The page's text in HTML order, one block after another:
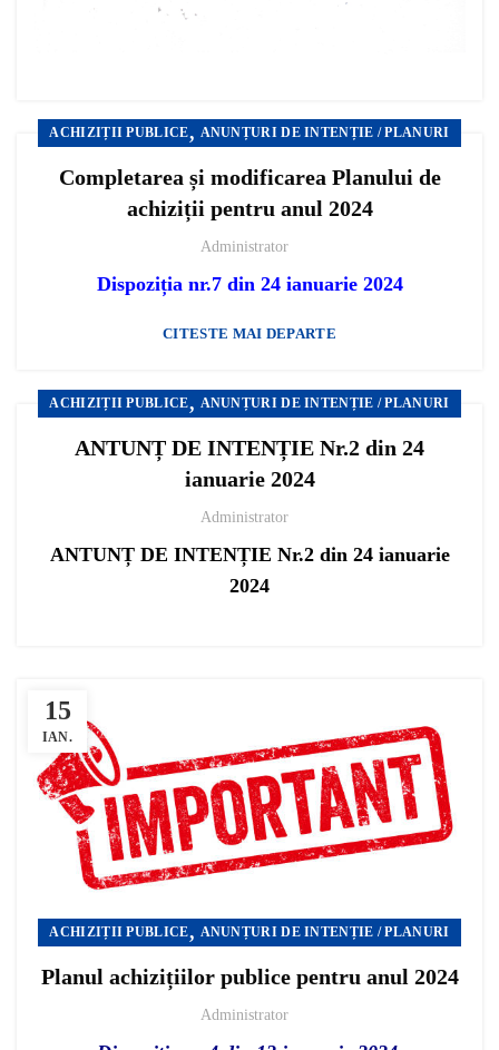
ACHIZIȚII PUBLICE, ANUNȚURI DE INTENȚIE / PLANURI
Completarea și modificarea Planului de
achiziții pentru anul 2024
Administrator
Dispoziția nr.7 din 24 ianuarie 2024
CITESTE MAI DEPARTE
ACHIZIȚII PUBLICE, ANUNȚURI DE INTENȚIE / PLANURI
ANTUNȚ DE INTENȚIE Nr.2 din 24
ianuarie 2024
Administrator
ANTUNȚ DE INTENȚIE Nr.2 din 24 ianuarie
2024
15
IAN.
ACHIZIȚII PUBLICE, ANUNȚURI DE INTENȚIE / PLANURI
Planul achizițiilor publice pentru anul 2024
Administrator